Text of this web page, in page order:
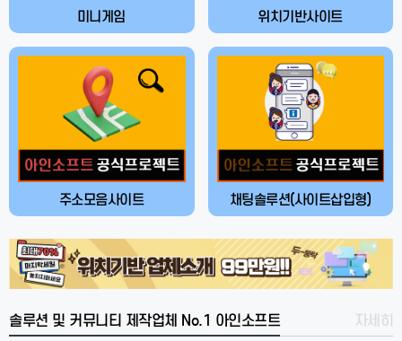
미니게임 위치기반사이트
주소모음사이트 채팅솔루션(사이트삽입형)
자세히
솔루션 및 커뮤니티 제작업체 No.1 아인소프트